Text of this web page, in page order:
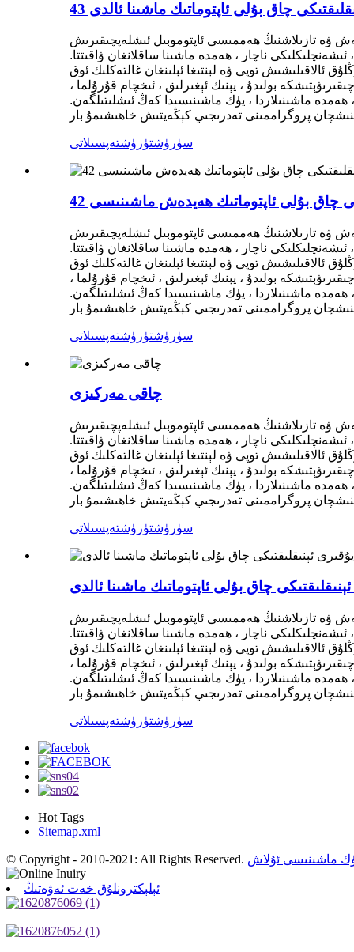
ۋە تازىلاشنىڭ ھەممىسى ئاپتوموبىل ئىشلەپچىقىرىش
ناچار ، ھەمدە ماشىنا ساقلانغان ۋاقىتتا.
توپى ۋە لېنتىغا ئېلىنغان غالتەكلىك ئوق
بولىدۇ ، يېنىك ئېغىرلىق ، ئىخچام قۇرۇلما ،
ماشىنىلاردا ، يۈك ماشىنىسىدا كەڭ ئىشلىتىلگەن.
سۈرۈشتۈرۈشتەپسىلاتى
ۋە تازىلاشنىڭ ھەممىسى ئاپتوموبىل ئىشلەپچىقىرىش
ناچار ، ھەمدە ماشىنا ساقلانغان ۋاقىتتا.
توپى ۋە لېنتىغا ئېلىنغان غالتەكلىك ئوق
بولىدۇ ، يېنىك ئېغىرلىق ، ئىخچام قۇرۇلما ،
ماشىنىلاردا ، يۈك ماشىنىسىدا كەڭ ئىشلىتىلگەن.
سۈرۈشتۈرۈشتەپسىلاتى
چاقى مەركىزى
ۋە تازىلاشنىڭ ھەممىسى ئاپتوموبىل ئىشلەپچىقىرىش
ناچار ، ھەمدە ماشىنا ساقلانغان ۋاقىتتا.
توپى ۋە لېنتىغا ئېلىنغان غالتەكلىك ئوق
بولىدۇ ، يېنىك ئېغىرلىق ، ئىخچام قۇرۇلما ،
ماشىنىلاردا ، يۈك ماشىنىسىدا كەڭ ئىشلىتىلگەن.
سۈرۈشتۈرۈشتەپسىلاتى
ۋە تازىلاشنىڭ ھەممىسى ئاپتوموبىل ئىشلەپچىقىرىش
ناچار ، ھەمدە ماشىنا ساقلانغان ۋاقىتتا.
توپى ۋە لېنتىغا ئېلىنغان غالتەكلىك ئوق
بولىدۇ ، يېنىك ئېغىرلىق ، ئىخچام قۇرۇلما ،
ماشىنىلاردا ، يۈك ماشىنىسىدا كەڭ ئىشلىتىلگەن.
سۈرۈشتۈرۈشتەپسىلاتى
Hot Tags
Sitemap.xml
© Copyright - 2010-2021: All Rights Reserved. ماشىنىسى ئۇلاش
ئېلېكترونلۇق خەت ئەۋەتىڭ